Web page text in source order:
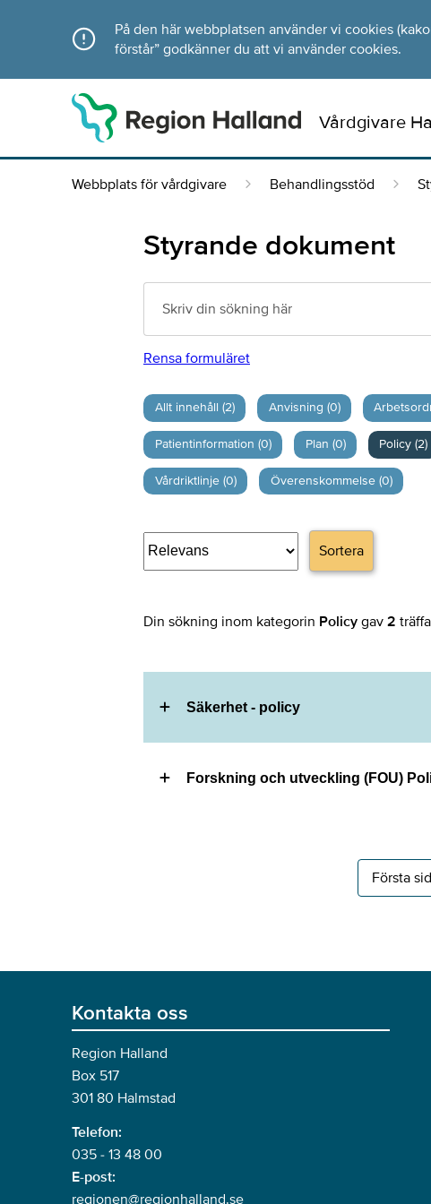
På den här webbplatsen använder vi cookies
förstår” godkänner du att vi använder cookies.
Vårdgivare
Webbplats för vårdgivare Behandlingsstöd
Styrande dokument
Rensa formuläret
Allt innehåll (2) Anvisning (0)
Patientinformation (0) Plan (0) Policy (2)
Vårdriktlinje (0) Överenskommelse (0)
Sortera
Din sökning inom kategorin Policy gav 2
Säkerhet - policy
Forskning och utveckling (FOU)
Första
Kontakta oss
Region Halland
Box 517
301 80 Halmstad
Telefon:
035 - 13 48 00
E-post:
regionen@regionhalland.se